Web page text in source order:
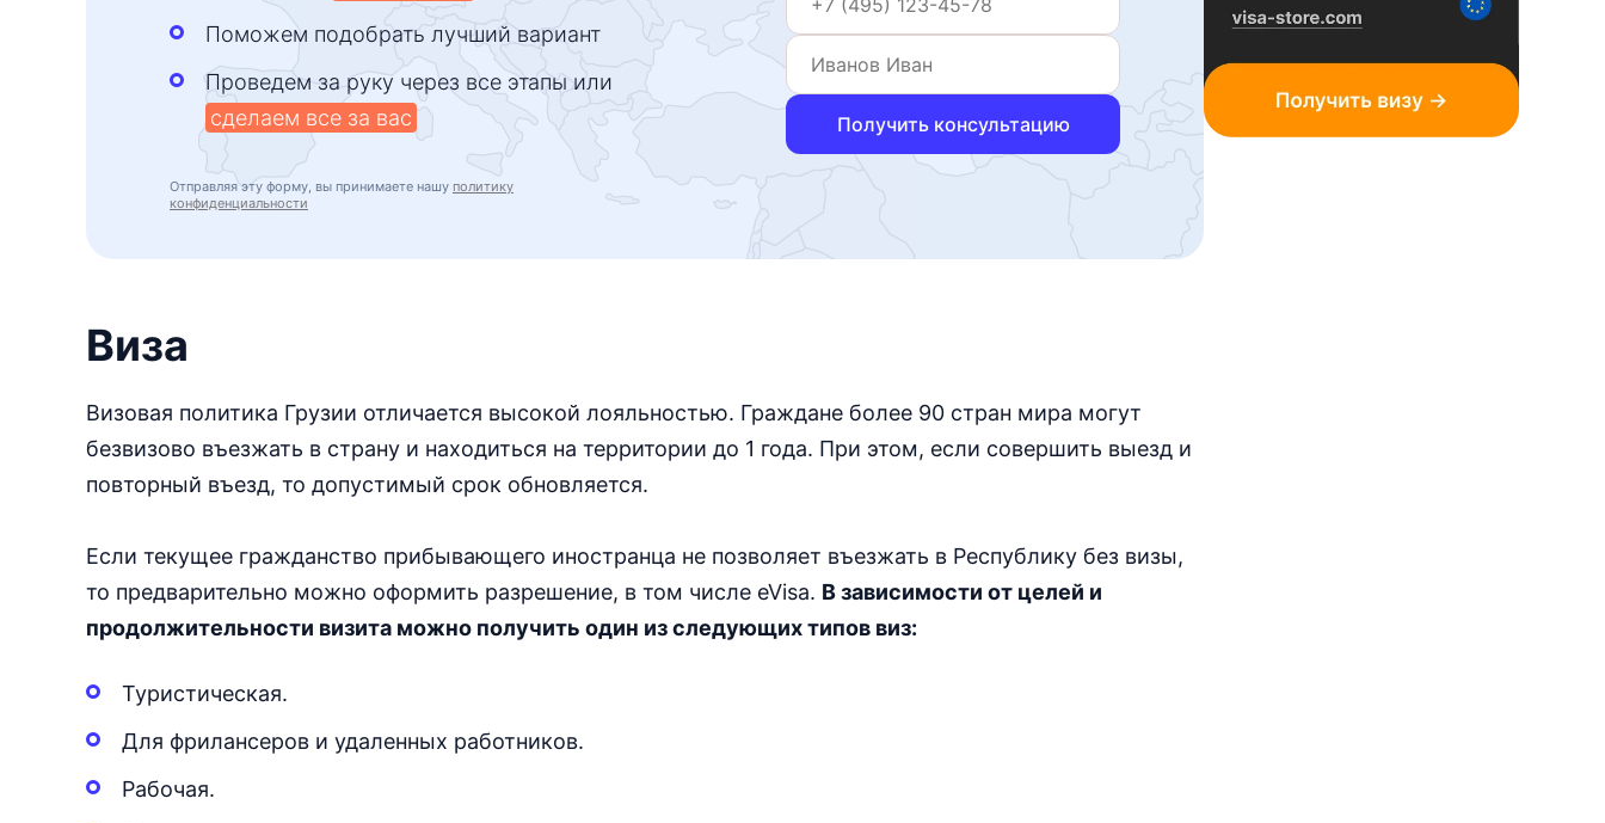
Поможем подобрать лучший вариант
Проведем за руку через все этапы или
сделаем все за вас
Получить консультацию
Отправляя эту форму, вы принимаете нашу политику
конфиденциальности
Виза
Визовая политика Грузии отличается высокой лояльностью. Граждане более 90 стран мира могут
безвизово въезжать в страну и находиться на территории до 1 года. При этом, если совершить выезд и
повторный въезд, то допустимый срок обновляется.
Если текущее гражданство прибывающего иностранца не позволяет въезжать в Республику без визы,
то предварительно можно оформить разрешение, в том числе eVisa. В зависимости от целей и
продолжительности визита можно получить один из следующих типов виз:
Туристическая.
Для фрилансеров и удаленных работников.
Рабочая.